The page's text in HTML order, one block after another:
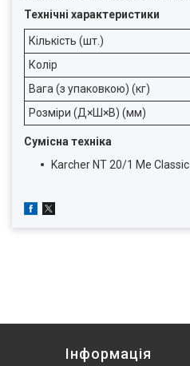
Технічні характеристики
Кількість (шт.)
Колір
Вага (з упаковкою) (кг)
Розміри (Д×Ш×В) (мм)
Сумісна техніка
Karcher NT 20/1 Me Classic
Інформація